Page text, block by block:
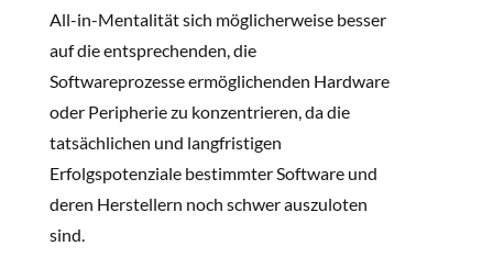
All-in-Mentalität sich möglicherweise besser
auf die entsprechenden, die
Softwareprozesse ermöglichenden Hardware
oder Peripherie zu konzentrieren, da die
tatsächlichen und langfristigen
Erfolgspotenziale bestimmter Software und
deren Herstellern noch schwer auszuloten
sind.